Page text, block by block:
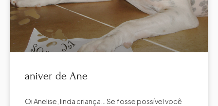
aniver de Ane
Oi Anelise, linda criança… Se fosse possível você